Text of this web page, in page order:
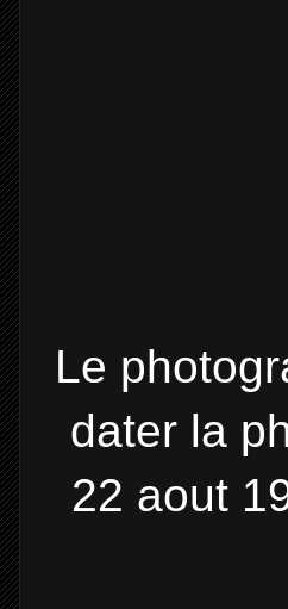
Le
dater la
22 aout